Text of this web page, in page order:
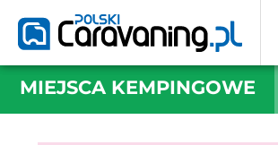
MIEJSCA KEMPINGOWE